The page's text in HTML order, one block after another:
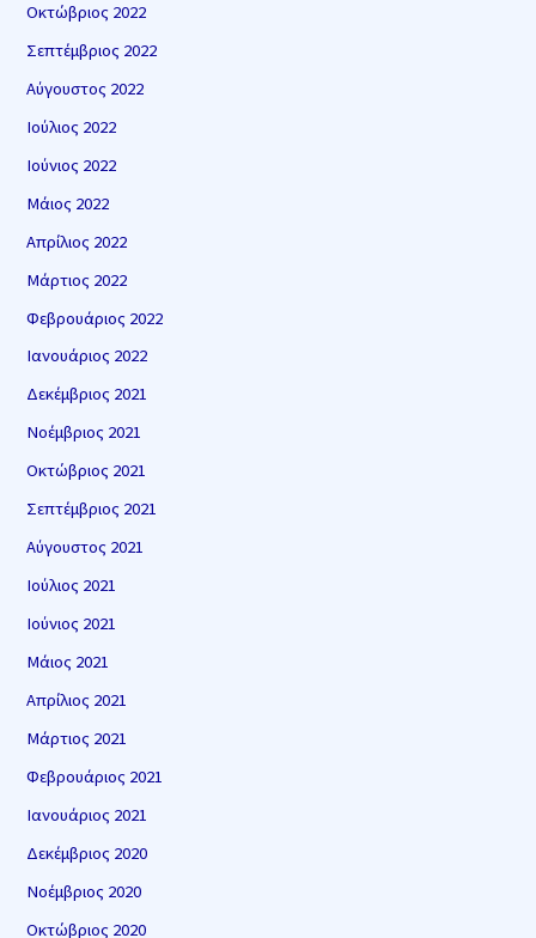
Οκτώβριος 2022
Σεπτέμβριος 2022
Αύγουστος 2022
Ιούλιος 2022
Ιούνιος 2022
Μάιος 2022
Απρίλιος 2022
Μάρτιος 2022
Φεβρουάριος 2022
Ιανουάριος 2022
Δεκέμβριος 2021
Νοέμβριος 2021
Οκτώβριος 2021
Σεπτέμβριος 2021
Αύγουστος 2021
Ιούλιος 2021
Ιούνιος 2021
Μάιος 2021
Απρίλιος 2021
Μάρτιος 2021
Φεβρουάριος 2021
Ιανουάριος 2021
Δεκέμβριος 2020
Νοέμβριος 2020
Οκτώβριος 2020